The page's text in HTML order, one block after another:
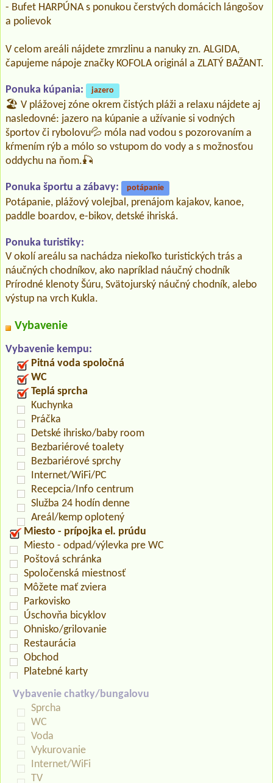
- Bufet HARPÚNA s ponukou čerstvých domácich lángošov
a polievok
V celom areáli nájdete zmrzlinu a nanuky zn. ALGIDA,
čapujeme nápoje značky KOFOLA originál a ZLATÝ BAŽANT.
Ponuka kúpania: jazero
🏖️ V plážovej zóne okrem čistých pláži a relaxu nájdete aj
nasledovné: jazero na kúpanie a užívanie si vodných
športov či rybolovu💦 móla nad vodou s pozorovaním a
kŕmením rýb a mólo so vstupom do vody a s možnosťou
oddychu na ňom.🎣
Ponuka športu a zábavy: potápanie
Potápanie, plážový volejbal, prenájom kajakov, kanoe,
paddle boardov, e-bikov, detské ihriská.
Ponuka turistiky:
V okolí areálu sa nachádza niekoľko turistických trás a
náučných chodníkov, ako napríklad náučný chodník
Prírodné klenoty Šúru, Svätojurský náučný chodník, alebo
výstup na vrch Kukla.
Vybavenie
Vybavenie kempu:
Pitná voda spoločná
WC
Teplá sprcha
Kuchynka
Práčka
Detské ihrisko/baby room
Bezbariérové toalety
Bezbariérové sprchy
Internet/WiFi/PC
Recepcia/Info centrum
Služba 24 hodín denne
Areál/kemp oplotený
Miesto - prípojka el. prúdu
Miesto - odpad/výlevka pre WC
Poštová schránka
Spoločenská miestnosť
Môžete mať zviera
Parkovisko
Úschovňa bicyklov
Ohnisko/grilovanie
Restaurácia
Obchod
Platebné karty
Vybavenie chatky/bungalovu
Sprcha
WC
Voda
Vykurovanie
Internet/WiFi
TV